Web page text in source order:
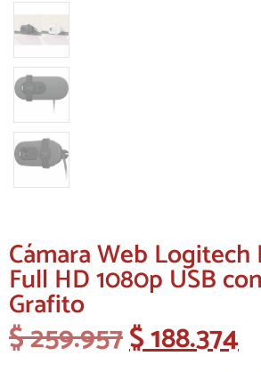
Cámara Web Logitech
Full HD 1080p USB
Grafito
$259.957$188.374